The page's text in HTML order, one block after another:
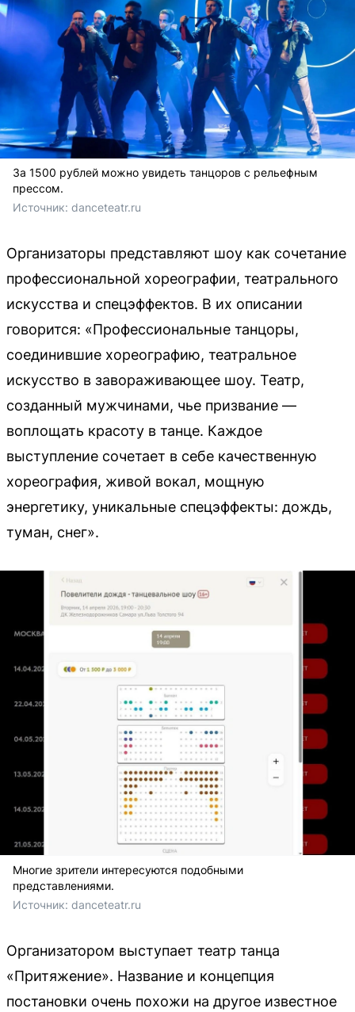
За 1500 рублей можно увидеть танцоров с рельефным
прессом.
Источник: danceteatr.ru
Организаторы представляют шоу как сочетание
профессиональной хореографии, театрального
искусства и спецэффектов. В их описании
говорится: «Профессиональные танцоры,
соединившие хореографию, театральное
искусство в завораживающее шоу. Театр,
созданный мужчинами, чье призвание —
воплощать красоту в танце. Каждое
выступление сочетает в себе качественную
хореография, живой вокал, мощную
энергетику, уникальные спецэффекты: дождь,
туман, снег».
Многие зрители интересуются подобными
представлениями.
Источник: danceteatr.ru
Организатором выступает театр танца
«Притяжение». Название и концепция
постановки очень похожи на другое известное